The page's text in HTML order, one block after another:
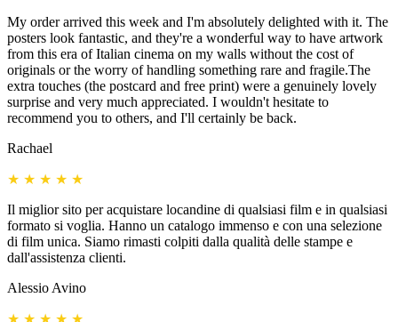
My order arrived this week and I'm absolutely delighted with it. The
posters look fantastic, and they're a wonderful way to have artwork
from this era of Italian cinema on my walls without the cost of
originals or the worry of handling something rare and fragile.The
extra touches (the postcard and free print) were a genuinely lovely
surprise and very much appreciated. I wouldn't hesitate to
recommend you to others, and I'll certainly be back.
Rachael
★ ★ ★ ★ ★
Il miglior sito per acquistare locandine di qualsiasi film e in qualsiasi
formato si voglia. Hanno un catalogo immenso e con una selezione
di film unica. Siamo rimasti colpiti dalla qualità delle stampe e
dall'assistenza clienti.
Alessio Avino
★ ★ ★ ★ ★